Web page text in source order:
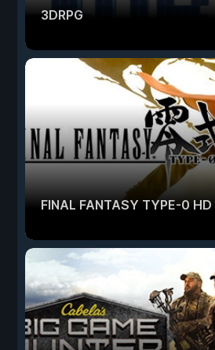
3DRPG
FINAL FANTASY TYPE-0 HD